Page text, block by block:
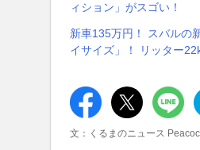
ィション」がスゴい！
新車135万円！ スバルの
イサイズ」！ リッター
文：くるまのニュース